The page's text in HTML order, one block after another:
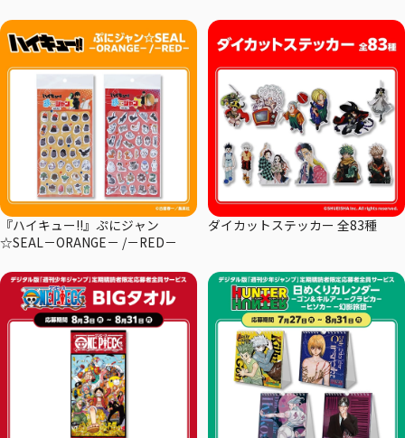
『ハイキュー!!』ぷにジャン
☆SEAL－ORANGE－ /－RED－
ダイカットステッカー 全83種